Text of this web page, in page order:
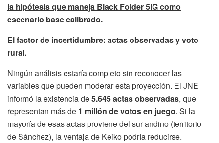
la hipótesis que maneja Black Folder 5IG como
escenario base calibrado.
El factor de incertidumbre: actas observadas y voto
rural.
Ningún análisis estaría completo sin reconocer las
variables que pueden moderar esta proyección. El JNE
informó la existencia de5.645 actas observadas, que
representan más de 1 millón de votos en juego. Si la
mayoría de esas actas proviene del sur andino (territorio
de Sánchez), la ventaja de Keiko podría reducirse.